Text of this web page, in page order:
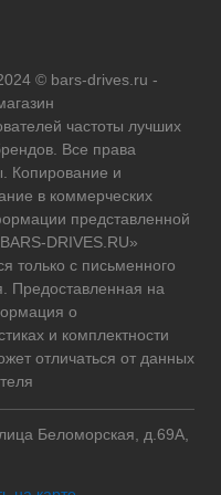
© bars-drives.ru -
частоты лучших
Все права
Копирование и
в коммерческих
представленной
DRIVES.RU»
только с письменного
Предоставленная на
о
и комплектности
отличаться от данных
Беломорская, д.69А,